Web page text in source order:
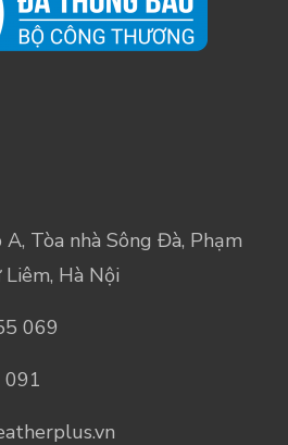
Tòa nhà Sông Đà, Phạm
Hà Nội
069